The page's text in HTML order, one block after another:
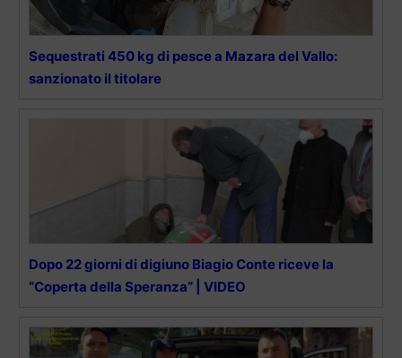
Sequestrati 450 kg di pesce a Mazara del Vallo:
sanzionato il titolare
Dopo 22 giorni di digiuno Biagio Conte riceve la
“Coperta della Speranza” | VIDEO